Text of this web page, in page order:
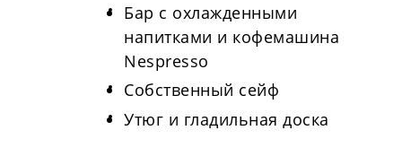
Бар с охлажденными
напитками и кофемашина
Nespresso
Собственный сейф
Утюг и гладильная доска